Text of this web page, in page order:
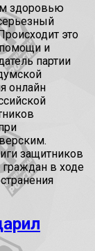
здоровью
это
помощи и
партии
онлайн
защитников
в ходе